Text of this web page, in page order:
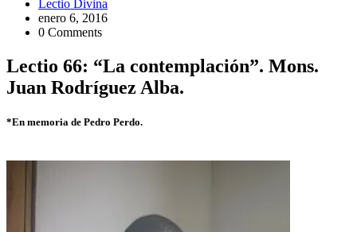
Lectio Divina
enero 6, 2016
0 Comments
Lectio 66: “La contemplación”. Mons.
Juan Rodríguez Alba.
*En memoria de Pedro Perdo.